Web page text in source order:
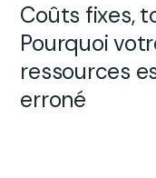
Coûts fixes,
Pourquoi
ressources
erroné